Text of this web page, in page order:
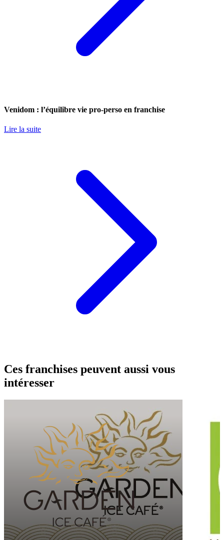
Venidom : l’équilibre vie pro-perso en franchise
Lire la suite
Ces franchises peuvent aussi vous
intéresser